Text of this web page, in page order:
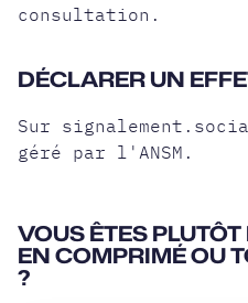
consultation.
DÉCLARER UN
Sur
géré par l'ANSM.
VOUS ÊTES
EN COMPRIMÉ OU
?